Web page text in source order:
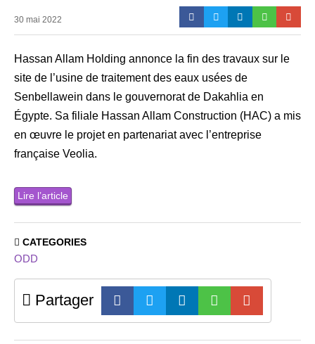
30 mai 2022
Hassan Allam Holding annonce la fin des travaux sur le
site de l’usine de traitement des eaux usées de
Senbellawein dans le gouvernorat de Dakahlia en
Égypte. Sa filiale Hassan Allam Construction (HAC) a mis
en œuvre le projet en partenariat avec l’entreprise
française Veolia.
Lire l’article
CATEGORIES
ODD
Partager